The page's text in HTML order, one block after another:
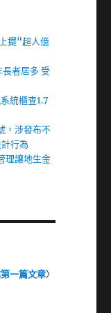
擺“超人億
者居多 受
統櫃查1.7
，涉發布不
行為
理讓地生金
一篇文章〉